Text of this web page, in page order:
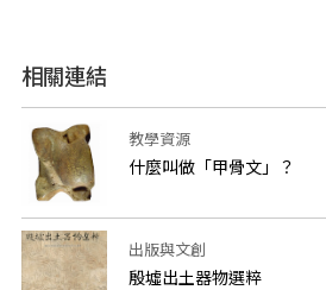
相關連結
教學資源
什麼叫做「甲骨文」？
出版與文創
殷墟出土器物選粹